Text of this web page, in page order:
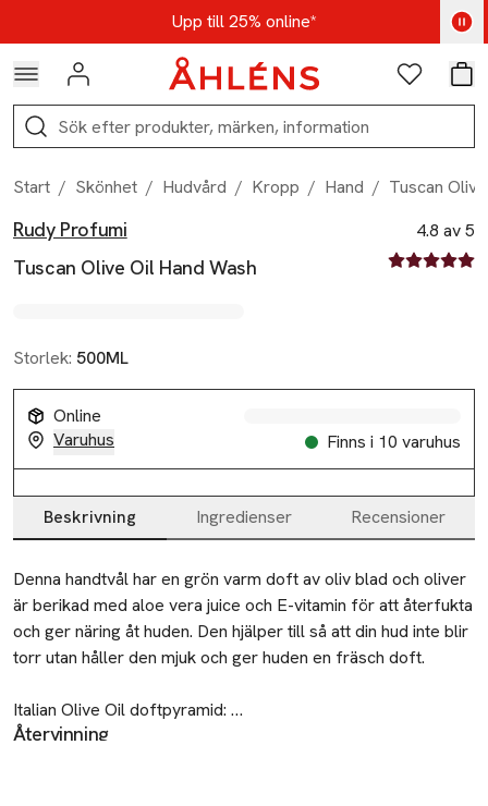
Hoppa till navigationsmenynUpp till 25% online*
Kod: AUG25 - Shoppa nu
Logga in Favoriter
Sök
Start / Skönhet / Hudvård / Kropp / Hand / Tuscan
Produktbilder
Hoppa över bildspelet
Rudy Profumi
Tuscan Olive Oil Hand Wash
4.8 av 5
4.8 av fem
Storlek: 500ML
Online
Varuhus
Finns i 10 varuhus
Produktinformation
Beskrivning Ingredienser Recensioner
Beskrivning
Denna handtvål har en grön varm doft av oliv blad och oliver
är berikad med aloe vera juice och E-vitamin för att återfukta
och ger näring åt huden. Den hjälper till så att din hud inte blir
torr utan håller den mjuk och ger huden en fräsch doft.
Italian Olive Oil doftpyramid:
Top note: Bergamot, Fresh Ginger, Rhubarb.
Återvinning